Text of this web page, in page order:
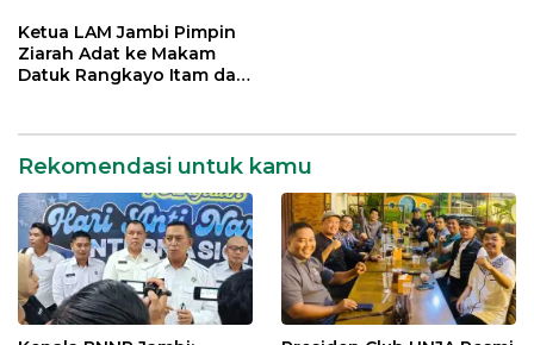
Indonesia Emas 2045
Ketua LAM Jambi Pimpin
Ziarah Adat ke Makam
Datuk Rangkayo Itam dan
Rekomendasi untuk kamu